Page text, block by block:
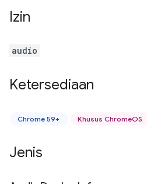
Izin
audio
Ketersediaan
Chrome 59+ Khusus ChromeOS
Jenis